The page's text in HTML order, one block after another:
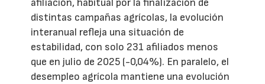
afiliación, habitual por la finalización de
distintas campañas agrícolas, la evolución
interanual refleja una situación de
estabilidad, con solo 231 afiliados menos
que en julio de 2025 (-0,04%). En paralelo, el
desempleo agrícola mantiene una evolución